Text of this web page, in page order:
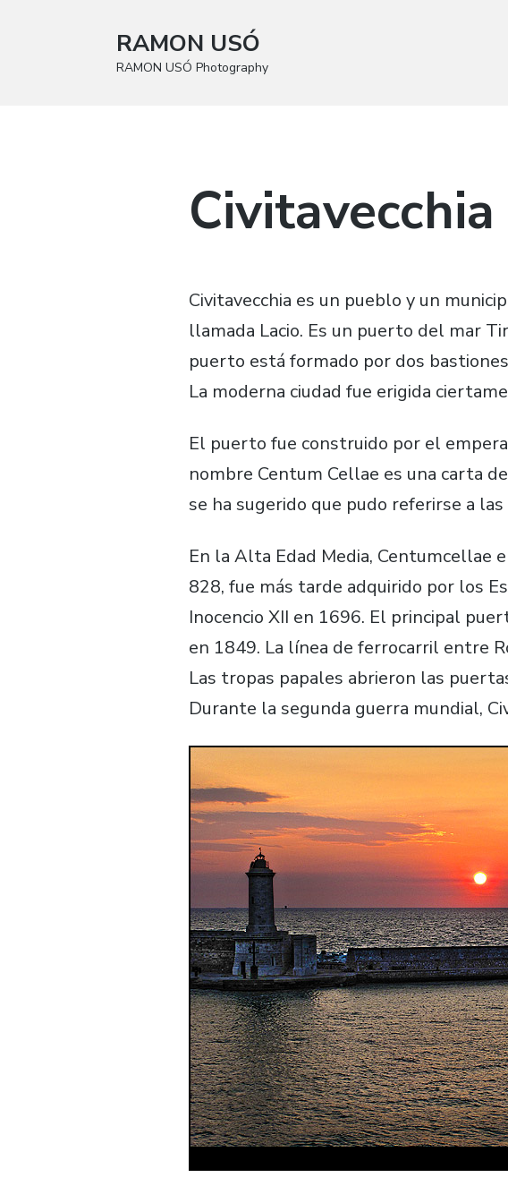
RAMON USÓ
RAMON USÓ Photography
Civitavecchia
Civitavecchia es un pueblo y un
llamada Lacio. Es un puerto del mar
puerto está formado por dos
La moderna ciudad fue erigida
El puerto fue construido por el
nombre Centum Cellae es una carta
se ha sugerido que pudo referirse a
En la Alta Edad Media, Centumcellae
828, fue más tarde adquirido por los
Inocencio XII en 1696. El principal
en 1849. La línea de ferrocarril entre
Las tropas papales abrieron las
Durante la segunda guerra mundial,